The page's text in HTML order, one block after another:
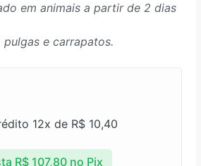
em animais a partir de 2 dias
e carrapatos.
12x de R$ 10,40
R$107,80 no Pix